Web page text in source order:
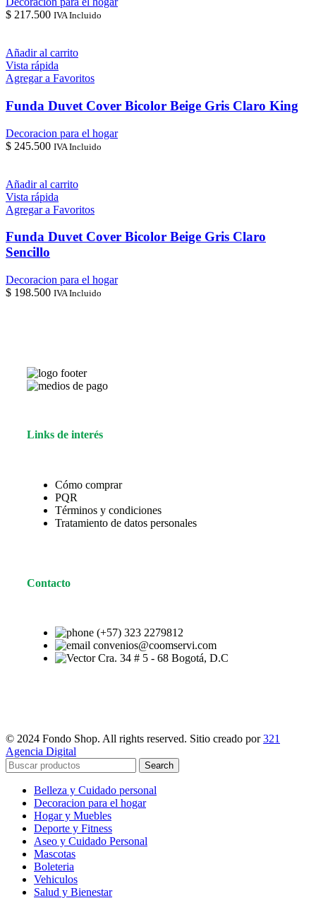
$ 217.500 IVA Incluido
Añadir al carrito
Vista rápida
Agregar a Favoritos
Funda Duvet Cover Bicolor Beige Gris Claro King
Decoracion para el hogar
$ 245.500 IVA Incluido
Añadir al carrito
Vista rápida
Agregar a Favoritos
Funda Duvet Cover Bicolor Beige Gris Claro
Sencillo
Decoracion para el hogar
$ 198.500 IVA Incluido
Links de interés
Cómo comprar
PQR
Términos y condiciones
Tratamiento de datos personales
Contacto
(+57) 323 2279812
convenios@coomservi.com
Cra. 34 # 5 - 68 Bogotá, D.C
© 2024 Fondo Shop. All rights reserved. Sitio creado por321
Agencia Digital
Search
Belleza y Cuidado personal
Decoracion para el hogar
Hogar y Muebles
Deporte y Fitness
Aseo y Cuidado Personal
Mascotas
Boleteria
Vehiculos
Salud y Bienestar